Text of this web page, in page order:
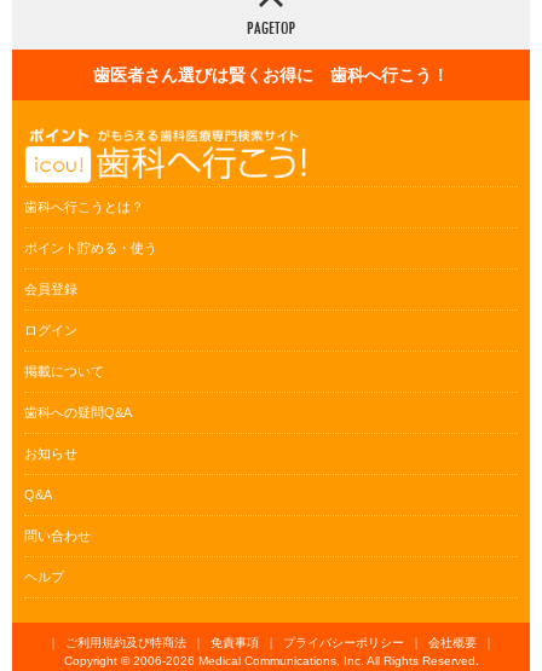
歯医者さん選びは賢くお得に 歯科へ行こう！
歯科へ行こうとは？
ポイント貯める・使う
会員登録
ログイン
掲載について
歯科への疑問Q&A
お知らせ
Q&A
問い合わせ
ヘルプ
｜ ご利用規約及び特商法 ｜ 免責事項 ｜ プライバシーポリシー ｜ 会社概要
｜
Copyright © 2006-2026 Medical Communications, Inc. All Rights Reserved.